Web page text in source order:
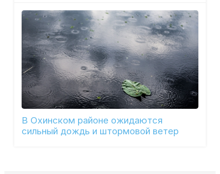
В Охинском районе ожидаются
сильный дождь и штормовой ветер